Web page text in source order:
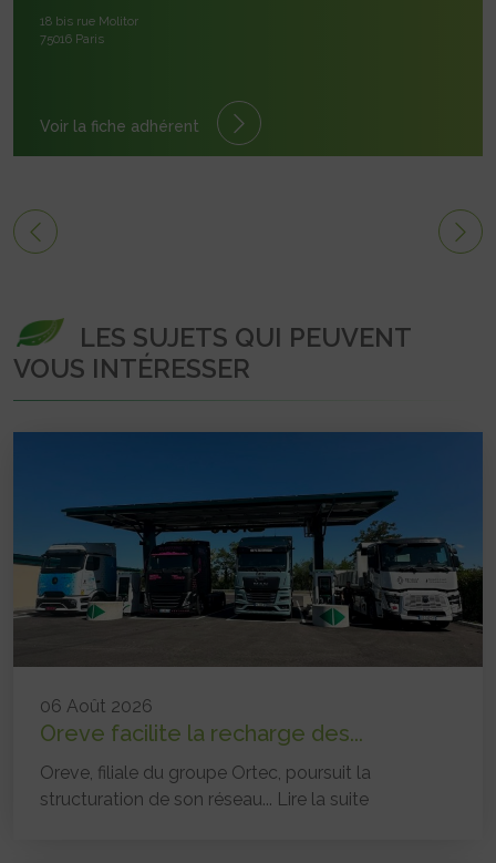
18 bis rue Molitor
75016 Paris
Voir la fiche adhérent
LES SUJETS QUI PEUVENT
VOUS INTÉRESSER
06 Août 2026
Oreve facilite la recharge des...
Oreve, filiale du groupe Ortec, poursuit la
structuration de son réseau... Lire la suite